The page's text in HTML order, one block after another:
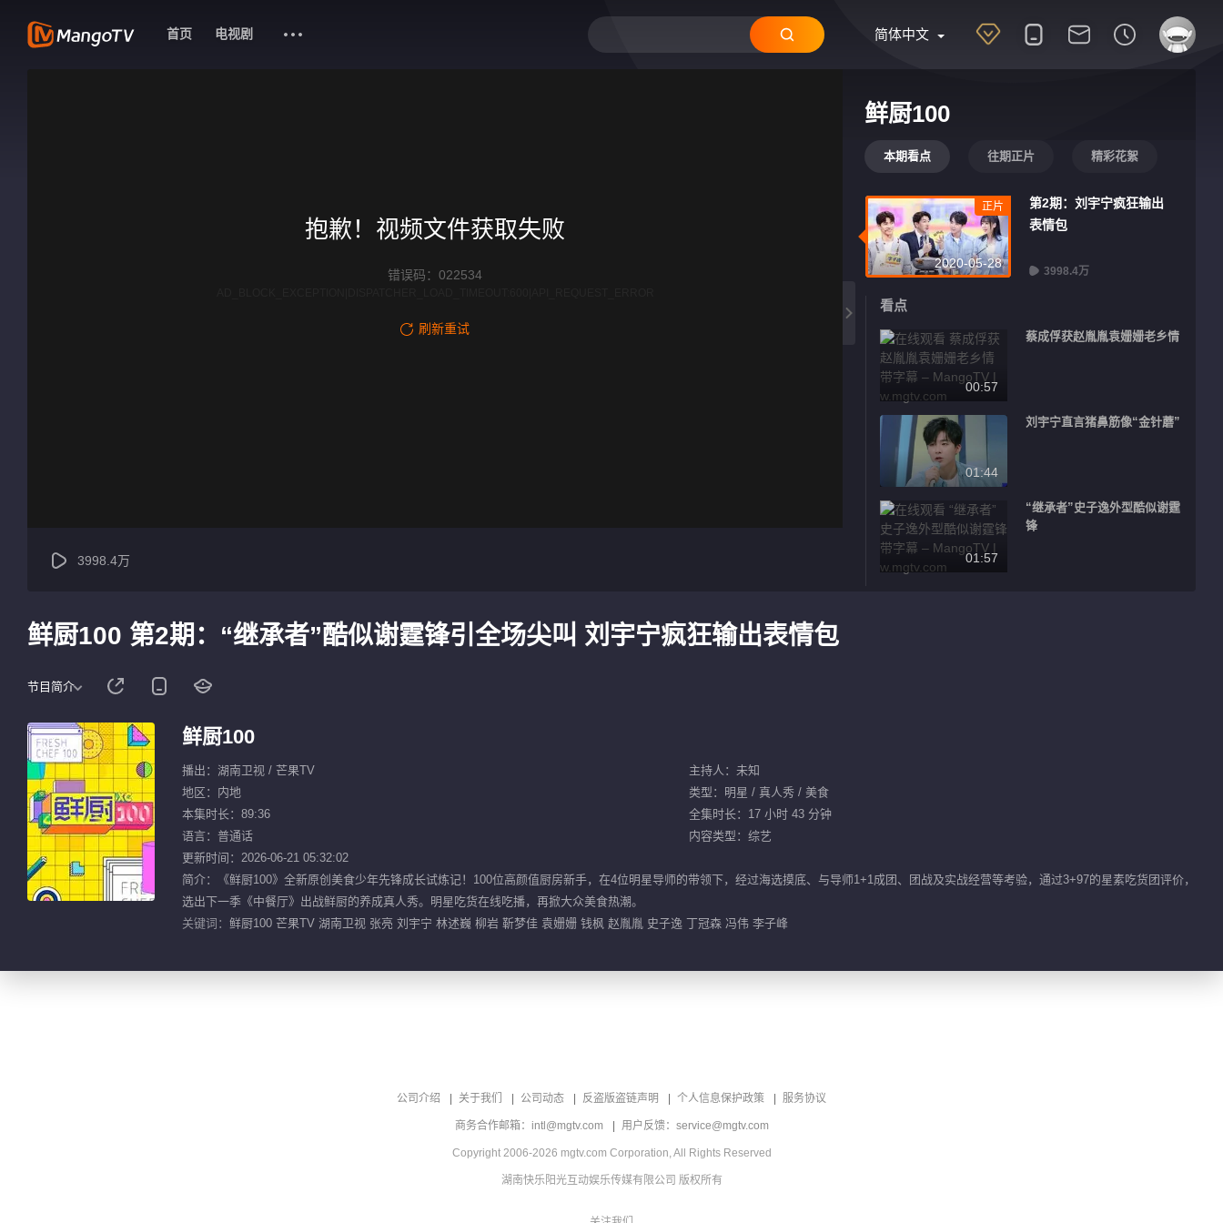
简体中文
首页 电视剧
鲜厨100
本期看点 往期正片 精彩花絮
2020-05-28
正片
第2期：刘宇宁疯狂输出
表情包
3998.4万
看点
00:57
蔡成俘获赵胤胤袁姗姗老乡情
01:44
刘宇宁直言猪鼻筋像“金针蘑”
01:57
“继承者”史子逸外型酷似谢霆
锋
抱歉！视频文件获取失败
错误码：022534
刷新重试
3998.4万
鲜厨100 第2期：“继承者”酷似谢霆锋引全场尖叫 刘宇宁疯狂输出表情包
节目简介
鲜厨100
播出：湖南卫视 / 芒果TV
主持人：未知
地区：内地
类型：明星 / 真人秀 / 美食
本集时长：89:36
全集时长：17 小时 43 分钟
语言：普通话
内容类型：综艺
更新时间：2026-06-21 05:32:02
简介：《鲜厨100》全新原创美食少年先锋成长试炼记！100位高颜值厨房新手，在4位明星导师的带领下，经过海选摸底、与导师1+1成团、团战及实战经营等考验，通过3+97的星素吃货团评价，
选出下一季《中餐厅》出战鲜厨的养成真人秀。明星吃货在线吃播，再掀大众美食热潮。
关键词： 鲜厨100 芒果TV 湖南卫视 张亮 刘宇宁 林述巍 柳岩 靳梦佳 袁姗姗 钱枫 赵胤胤 史子逸 丁冠森 冯伟 李子峰
公司介绍 关于我们 公司动态 反盗版盗链声明 个人信息保护政策 服务协议
商务合作邮箱：intl@mgtv.com 用户反馈：service@mgtv.com
Copyright 2006-2026 mgtv.com Corporation, All Rights Reserved
湖南快乐阳光互动娱乐传媒有限公司 版权所有